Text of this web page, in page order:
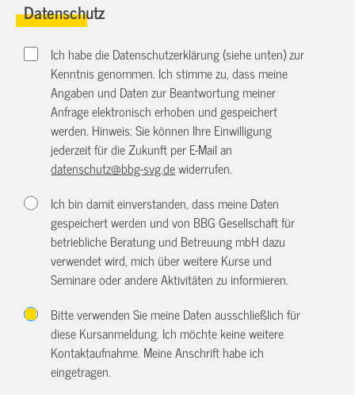
Datenschutz
Ich habe die Datenschutzerklärung (siehe unten) zur
Kenntnis genommen. Ich stimme zu, dass meine
Angaben und Daten zur Beantwortung meiner
Anfrage elektronisch erhoben und gespeichert
werden. Hinweis: Sie können Ihre Einwilligung
jederzeit für die Zukunft per E-Mail an
datenschutz@bbg-svg.dewiderrufen.
Ich bin damit einverstanden, dass meine Daten
gespeichert werden und von BBG Gesellschaft für
betriebliche Beratung und Betreuung mbH dazu
verwendet wird, mich über weitere Kurse und
Seminare oder andere Aktivitäten zu informieren.
Bitte verwenden Sie meine Daten ausschließlich für
diese Kursanmeldung. Ich möchte keine weitere
Kontaktaufnahme. Meine Anschrift habe ich
eingetragen.